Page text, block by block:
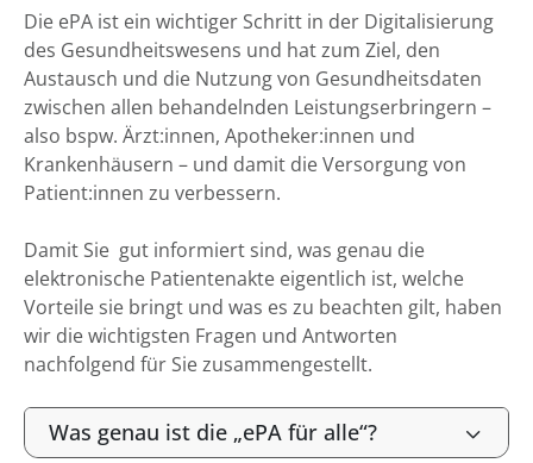
Die ePA ist ein wichtiger Schritt in der Digitalisierung
des Gesundheitswesens und hat zum Ziel, den
Austausch und die Nutzung von Gesundheitsdaten
zwischen allen behandelnden Leistungserbringern –
also bspw. Ärzt:innen, Apotheker:innen und
Krankenhäusern – und damit die Versorgung von
Patient:innen zu verbessern.
Damit Sie gut informiert sind, was genau die
elektronische Patientenakte eigentlich ist, welche
Vorteile sie bringt und was es zu beachten gilt, haben
wir die wichtigsten Fragen und Antworten
nachfolgend für Sie zusammengestellt.
Was genau ist die „ePA für alle“?